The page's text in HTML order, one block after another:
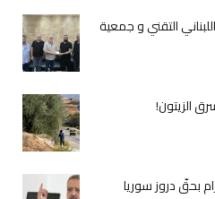
التقني و جمعية
الزيتون!
بحقّ دروز سوريا